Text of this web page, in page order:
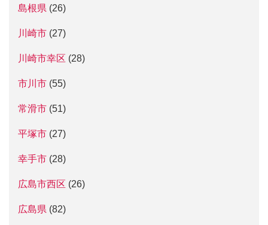
島根県 (26)
川崎市 (27)
川崎市幸区 (28)
市川市 (55)
常滑市 (51)
平塚市 (27)
幸手市 (28)
広島市西区 (26)
広島県 (82)